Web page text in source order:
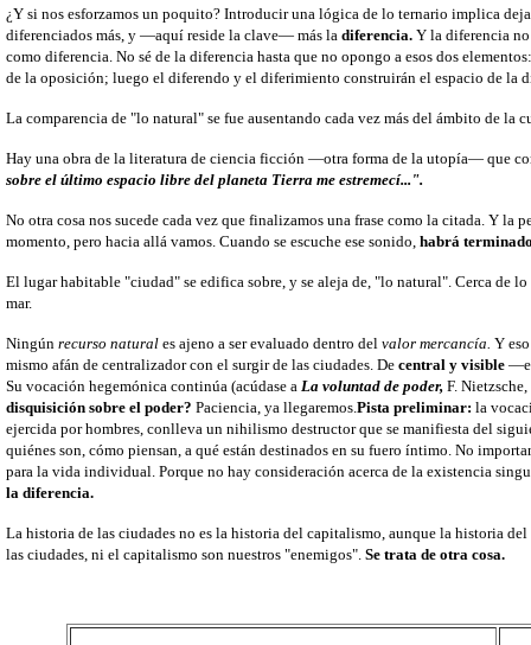
¿Y si nos esforzamos un poquito? Introducir una lógica de lo ternario implica
diferenciados más, y —aquí reside la clave— más la diferencia. Y la diferencia
como diferencia. No sé de la diferencia hasta que no opongo a esos dos
de la oposición; luego el diferendo y el diferimiento construirán el espacio de la
La comparencia de "lo natural" se fue ausentando cada vez más del ámbito de
Hay una obra de la literatura de ciencia ficción —otra forma de la utopía— que
sobre el último espacio libre del planeta Tierra me estremecí...".
No otra cosa nos sucede cada vez que finalizamos una frase como la citada. Y la
momento, pero hacia allá vamos. Cuando se escuche ese sonido, habrá
El lugar habitable "ciudad" se edifica sobre, y se aleja de, "lo natural". Cerca de
mar.
Ningún recurso natural es ajeno a ser evaluado dentro del valor mercancía. Y
mismo afán de centralizador con el surgir de las ciudades. De central y visible
Su vocación hegemónica continúa (acúdase a La voluntad de poder, F.
disquisición sobre el poder? Paciencia, ya llegaremos.Pista preliminar: la
ejercida por hombres, conlleva un nihilismo destructor que se manifiesta del
quiénes son, cómo piensan, a qué están destinados en su fuero íntimo. No
para la vida individual. Porque no hay consideración acerca de la existencia
la diferencia.
La historia de las ciudades no es la historia del capitalismo, aunque la historia
las ciudades, ni el capitalismo son nuestros "enemigos". Se trata de otra cosa.